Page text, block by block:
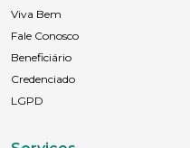
Viva Bem
Fale Conosco
Beneficiário
Credenciado
LGPD